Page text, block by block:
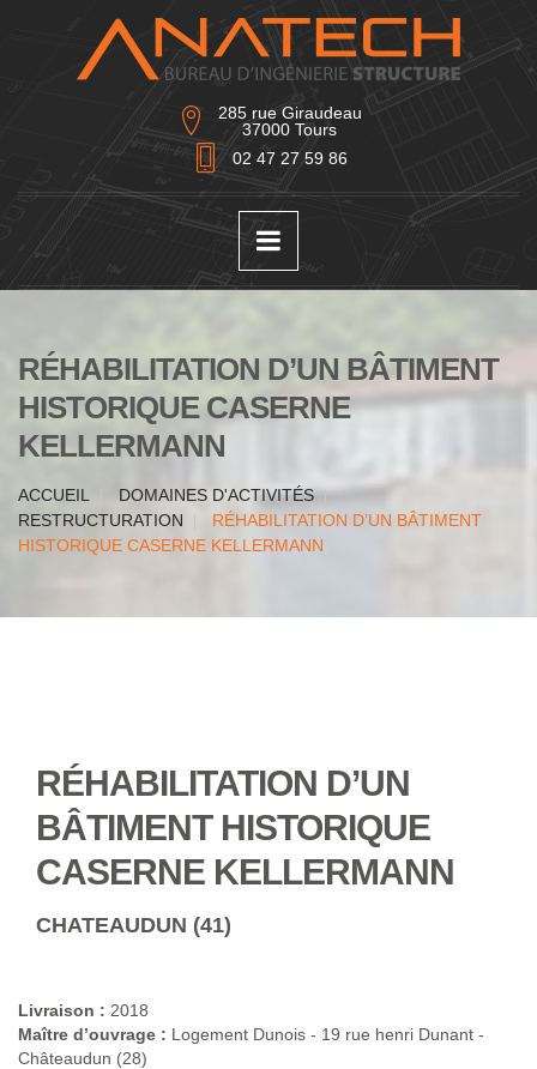
285 rue Giraudeau
37000 Tours
02 47 27 59 86
RÉHABILITATION D’UN BÂTIMENT
HISTORIQUE CASERNE
KELLERMANN
ACCUEIL
DOMAINES D'ACTIVITÉS
RESTRUCTURATION
RÉHABILITATION D’UN BÂTIMENT
HISTORIQUE CASERNE KELLERMANN
RÉHABILITATION D’UN
BÂTIMENT HISTORIQUE
CASERNE KELLERMANN
CHATEAUDUN (41)
Livraison : 2018
Maître d’ouvrage : Logement Dunois - 19 rue henri Dunant -
Châteaudun (28)